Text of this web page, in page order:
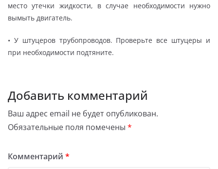
место утечки жидкости, в случае необходимости нужно
вымыть двигатель.
• У штуцеров трубопроводов. Проверьте все штуцеры и
при необходимости подтяните.
Добавить комментарий
Ваш адрес email не будет опубликован.
Обязательные поля помечены *
Комментарий *